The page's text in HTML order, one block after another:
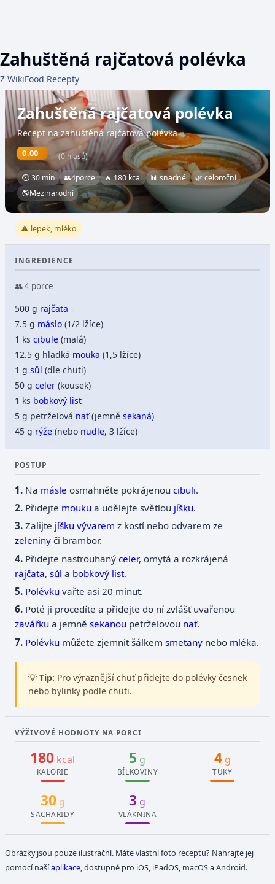
Zahuštěná rajčatová polévka
Z WikiFood Recepty
Zahuštěná rajčatová polévka
Recept na zahuštěná rajčatová polévka
0.00 (0 hlasů)
⏲ 30 min 👥4porce 🔥 180 kcal 📊 snadné
🌿 celoroční
🌎Mezinárodní
⚠️ lepek, mléko
INGREDIENCE
👥 4 porce
500 g rajčata
7.5 g máslo (1/2 lžíce)
1 kscibule (malá)
12.5 g hladká mouka (1,5 lžíce)
1 gsůl (dle chuti)
50 gceler (kousek)
1 ks bobkový list
5 g petrželová nať(jemněsekaná)
45 g rýže (nebo nudle, 3 lžíce)
POSTUP
Na másle osmahněte pokrájenoucibuli.
Přidejte mouku a udělejte světlou jíšku.
Zalijte jíšku vývarem z kostí nebo odvarem ze
zeleniny či brambor.
Přidejte nastrouhanýceler, omytá a rozkrájená
rajčata,sůl a bobkový list.
Polévku vařte asi 20 minut.
Poté ji procedíte a přidejte do ní zvlášť uvařenou
zavářku a jemněsekanou petrželovou nať.
Polévku můžete zjemnit šálkemsmetany nebo mléka.
💡 Tip: Pro výraznější chuť přidejte do polévky česnek
nebo bylinky podle chuti.
VÝŽIVOVÉ HODNOTY NA PORCI
180 kcal
KALORIE
5 g
BÍLKOVINY
4g
TUKY
30g
SACHARIDY
3 g
VLÁKNINA
Obrázky jsou pouze ilustrační. Máte vlastní foto receptu? Nahrajte jej
pomocí našíaplikace , dostupné pro iOS, iPadOS, macOS a Android.